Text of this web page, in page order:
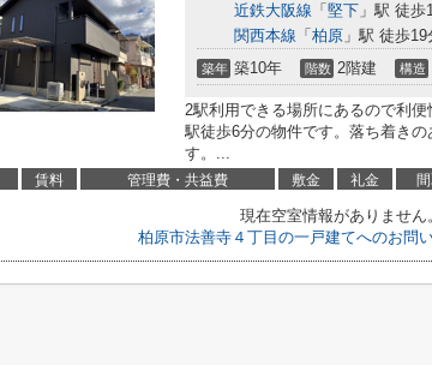
近鉄大阪線 「 堅下 」駅 徒歩
関西本線 「 柏原 」駅 徒歩19
築年 築10年 階数 2階建 構造
2駅利用できる場所にあるので利便
駅徒歩6分の物件です。落ち着き
す。...
賃料 管理費・共益費 敷金 礼金
現在空室情報がありません。
柏原市法善寺４丁目の一戸建てへのお問